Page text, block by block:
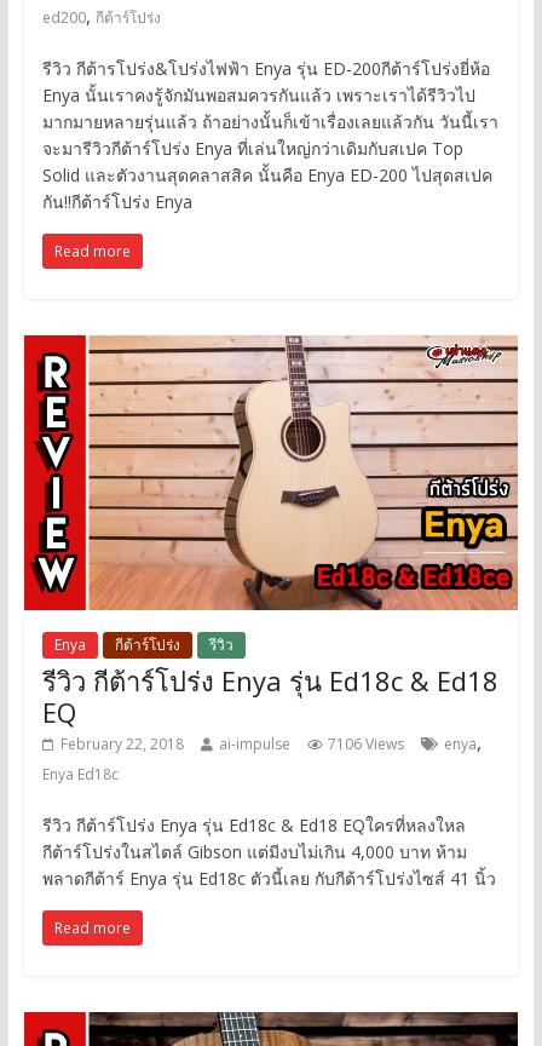
ed200, กีต้าร์โปร่ง
รีวิว กีต้ารโปร่ง&โปร่งไฟฟ้า Enya รุ่น ED-200กีต้าร์โปร่งยี่ห้อ
Enya นั้นเราคงรู้จักมันพอสมควรกันแล้ว เพราะเราได้รีวิวไป
มากมายหลายรุ่นแล้ว ถ้าอย่างนั้นก็เข้าเรื่องเลยแล้วกัน วันนี้เรา
จะมารีวิวกีต้าร์โปร่ง Enya ที่เล่นใหญ่กว่าเดิมกับสเปค Top
Solid และตัวงานสุดคลาสสิค นั้นคือ Enya ED-200 ไปสุดสเปค
กัน!!กีต้าร์โปร่ง Enya
Read more
Enya กีต้าร์โปร่ง รีวิว
รีวิว กีต้าร์โปร่ง Enya รุ่น Ed18c & Ed18
EQ
February 22, 2018 ai-impulse 7106 Views enya,
Enya Ed18c
รีวิว กีต้าร์โปร่ง Enya รุ่น Ed18c & Ed18 EQใครที่หลงใหล
กีต้าร์โปร่งในสไตล์ Gibson แต่มีงบไม่เกิน 4,000 บาท ห้าม
พลาดกีต้าร์ Enya รุ่น Ed18c ตัวนี้เลย กับกีต้าร์โปร่งไซส์ 41 นิ้ว
Read more